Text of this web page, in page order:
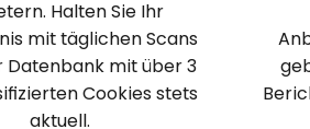
Halten Sie Ihr
mit täglichen Scans
Datenbank mit über 3
Cookies stets
aktuell.